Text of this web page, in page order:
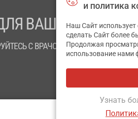
ВАШЕГО
С ВРАЧОМ
и политика
Наш Сайт
сделать Сайт более
Продолжая
использование нами
Узнать